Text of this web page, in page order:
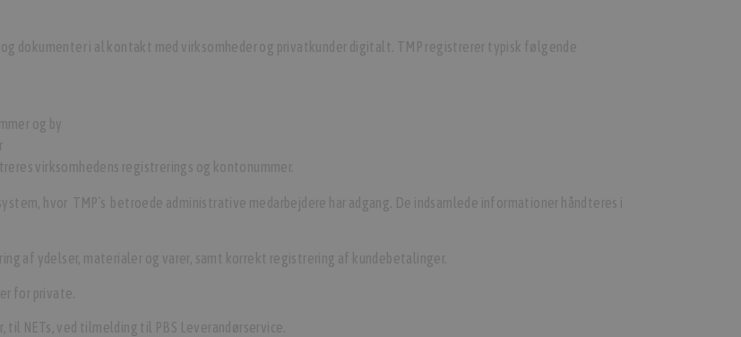
dokumenter i al kontakt med virksomheder og privatkunder digitalt. TMP registrerer typisk følgende
og by
virksomhedens registrerings og kontonummer.
hvor TMP`s betroede administrative medarbejdere har adgang. De indsamlede informationer håndteres i
af ydelser, materialer og varer, samt korrekt registrering af kundebetalinger.
for private.
til NETs, ved tilmelding til PBS Leverandørservice.